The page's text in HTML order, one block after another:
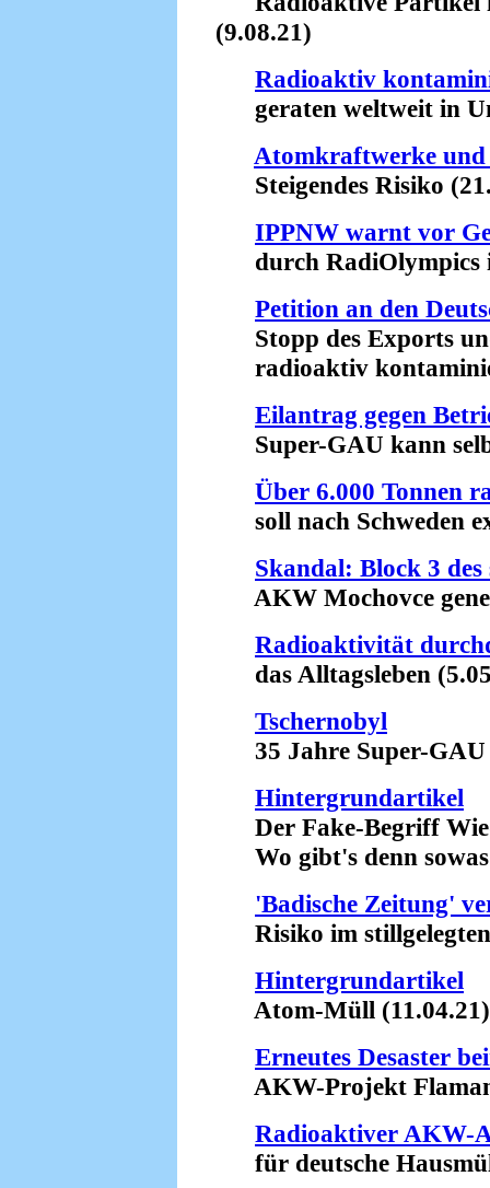
(9.08.21)
Radioaktiv
geraten weltweit in
Atomkraftwerke und
Steigendes Risiko
IPPNW warnt vor
durch RadiOlympics
Petition an den
Stopp des Exports
radioaktiv
Eilantrag gegen
Super-GAU kann
Über 6.000 Tonnen
soll nach Schweden
Skandal: Block 3 des
AKW Mochovce
Radioaktivität
das Alltagsleben
Tschernobyl
35 Jahre Super-GAU
Hintergrundartikel
Der Fake-Begriff
Wo gibt's denn
'Badische Zeitung'
Risiko im stillgelegten
Hintergrundartikel
Atom-Müll (11.04.21)
Erneutes Desaster
AKW-Projekt
Radioaktiver AKW-
für deutsche